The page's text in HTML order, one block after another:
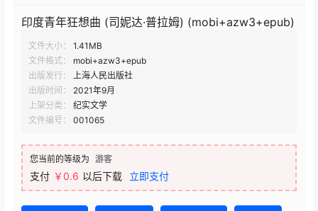
印度青年狂想曲 (司妮达·普拉姆) (mobi+azw3+epub)
文件大小：
1.41MB
文件格式：
mobi+azw3+epub
出版发行：
上海人民出版社
出版时间：
2021年9月
上架分类：
纪实文学
文件编号：
001065
您当前的等级为 游客
支付 ￥0.6 以后下载 立即支付